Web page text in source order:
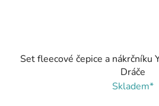
Set fleecové čepice a
Dráče
Skladem*